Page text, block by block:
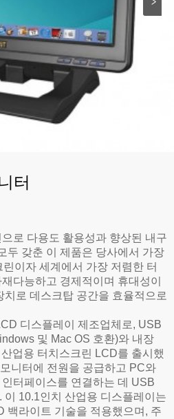
터
로 다용도 활용성과 향상된 내구
두 갖춘 이 제품은 당사에서 가장
이자 세계에서 가장 저렴한 터
다능하고 경제적이며 휴대성이
로 데스크탑 공간을 효율적으로
디스플레이 제조업체로, USB
및 Mac OS 호환)와 내장
업용 터치스크린 LCD를 출시했
니터에 전원을 공급하고 PC와
터페이스를 연결하는 데 USB
이 10.1인치 산업용 디스플레이는
백라이트 기술을 적용했으며, 주